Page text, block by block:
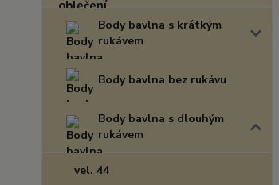
Body bavlna s krátkým
rukávem
Body bavlna bez rukávu
Body bavlna s dlouhým
rukávem
vel. 44